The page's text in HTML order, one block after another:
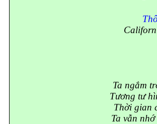
Ta ngắm
Tương tư
Thời gian
Ta vẫn